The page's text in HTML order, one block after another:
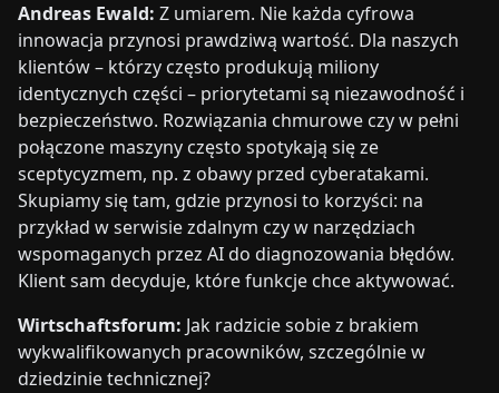
Andreas Ewald: Z umiarem. Nie każda cyfrowa
innowacja przynosi prawdziwą wartość. Dla naszych
klientów – którzy często produkują miliony
identycznych części – priorytetami są niezawodność i
bezpieczeństwo. Rozwiązania chmurowe czy w pełni
połączone maszyny często spotykają się ze
sceptycyzmem, np. z obawy przed cyberatakami.
Skupiamy się tam, gdzie przynosi to korzyści: na
przykład w serwisie zdalnym czy w narzędziach
wspomaganych przez AI do diagnozowania błędów.
Klient sam decyduje, które funkcje chce aktywować.
Wirtschaftsforum: Jak radzicie sobie z brakiem
wykwalifikowanych pracowników, szczególnie w
dziedzinie technicznej?